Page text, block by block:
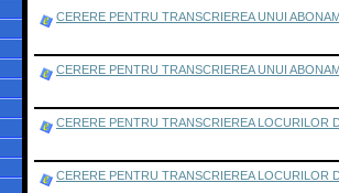
CERERE PENTRU TRANSCRIEREA UNUI
CERERE PENTRU TRANSCRIEREA UNUI
CERERE PENTRU TRANSCRIEREA LOCURILOR
CERERE PENTRU TRANSCRIEREA LOCURILOR